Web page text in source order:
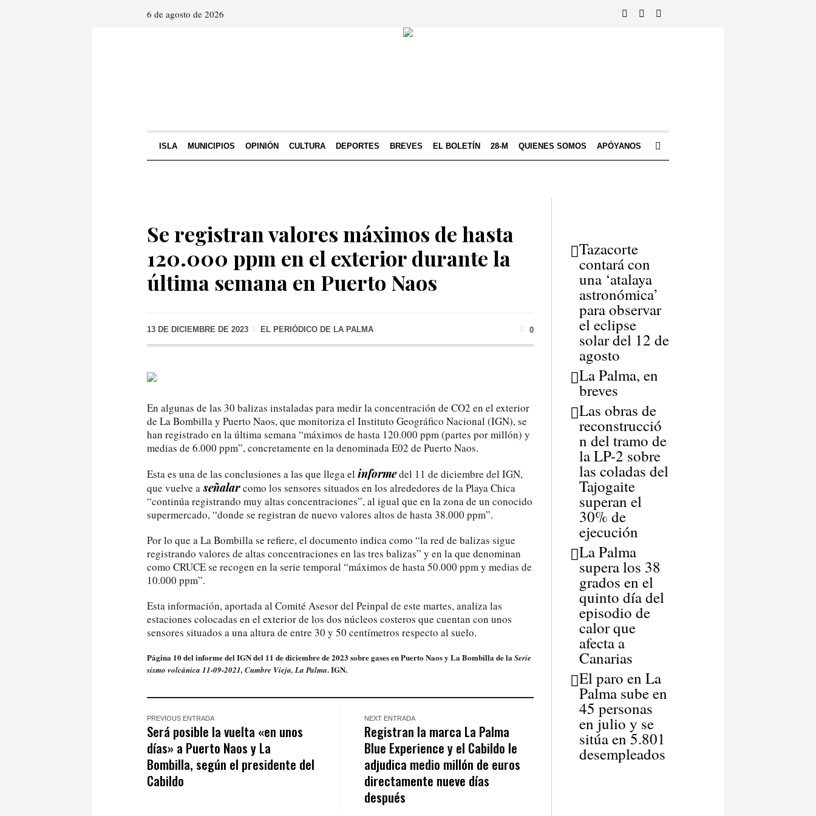
6 de agosto de 2026
ISLA MUNICIPIOS OPINIÓN CULTURA DEPORTES BREVES EL BOLETÍN 28-M QUIENES SOMOS APÓYANOS
Se registran valores máximos de hasta
120.000 ppm en el exterior durante la
última semana en Puerto Naos
13 DE DICIEMBRE DE 2023 EL PERIÓDICO DE LA PALMA 0
En algunas de las 30 balizas instaladas para medir la concentración de CO2 en el exterior
de La Bombilla y Puerto Naos, que monitoriza el Instituto Geográfico Nacional (IGN), se
han registrado en la última semana “máximos de hasta 120.000 ppm (partes por millón) y
medias de 6.000 ppm”, concretamente en la denominada E02 de Puerto Naos.
Esta es una de las conclusiones a las que llega el informedel 11 de diciembre del IGN,
que vuelve aseñalarcomo los sensores situados en los alrededores de la Playa Chica
“continúa registrando muy altas concentraciones”, al igual que en la zona de un conocido
supermercado, “donde se registran de nuevo valores altos de hasta 38.000 ppm”.
Por lo que a La Bombilla se refiere, el documento indica como “la red de balizas sigue
registrando valores de altas concentraciones en las tres balizas” y en la que denominan
como CRUCE se recogen en la serie temporal “máximos de hasta 50.000 ppm y medias de
10.000 ppm”.
Esta información, aportada al Comité Asesor del Peinpal de este martes, analiza las
estaciones colocadas en el exterior de los dos núcleos costeros que cuentan con unos
sensores situados a una altura de entre 30 y 50 centímetros respecto al suelo.
Página 10 del informe del IGN del 11 de diciembre de 2023 sobre gases en Puerto Naos y La Bombilla de laSerie
sismo volcánica 11-09-2021, Cumbre Vieja, La Palma. IGN.
PREVIOUS ENTRADA
Será posible la vuelta «en unos
días» a Puerto Naos y La
Bombilla, según el presidente del
Cabildo
NEXT ENTRADA
Registran la marca La Palma
Blue Experience y el Cabildo le
adjudica medio millón de euros
directamente nueve días
después
Tazacorte
contará con
una ‘atalaya
astronómica’
para observar
el eclipse
solar del 12 de
agosto
La Palma, en
breves
Las obras de
reconstrucció
n del tramo de
la LP-2 sobre
las coladas del
Tajogaite
superan el
30% de
ejecución
La Palma
supera los 38
grados en el
quinto día del
episodio de
calor que
afecta a
Canarias
El paro en La
Palma sube en
45 personas
en julio y se
sitúa en 5.801
desempleados